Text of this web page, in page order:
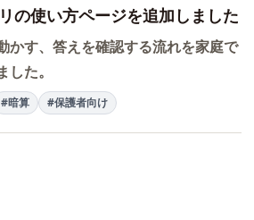
の使い方ページを追加しました
かす、答えを確認する流れを家庭で
た。
#暗算 #保護者向け